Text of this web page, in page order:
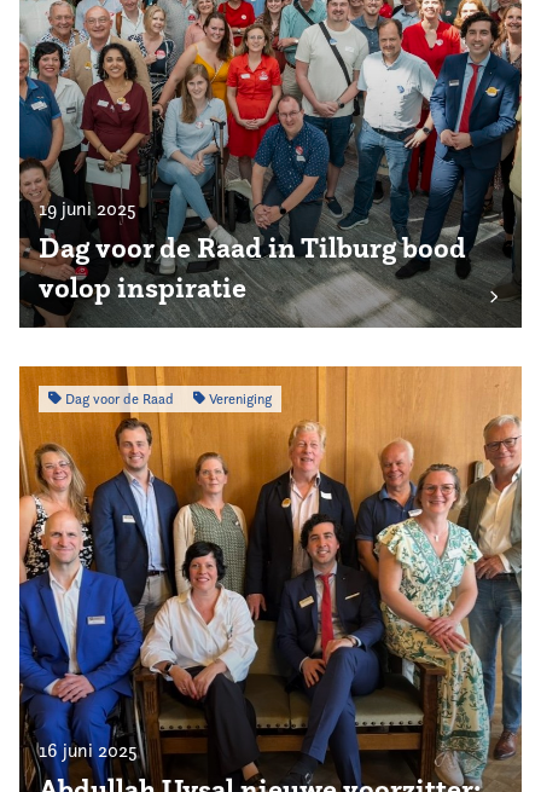
19 juni 2025
Dag voor de Raad in Tilburg bood
volop inspiratie
Dag voor de Raad Vereniging
16 juni 2025